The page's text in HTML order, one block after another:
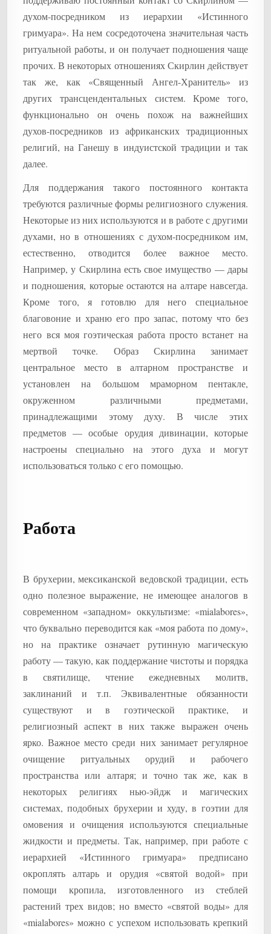
духом-посредником из иерархии «Истинного
гримуара». На нем сосредоточена значительная часть
ритуальной работы, и он получает подношения чаще
прочих. В некоторых отношениях Скирлин действует
так же, как «Священный Ангел-Хранитель» из
других трансцендентальных систем. Кроме того,
функционально он очень похож на важнейших
духов-посредников из африканских традиционных
религий, на Ганешу в индуистской традиции и так
далее.
Для поддержания такого постоянного контакта
требуются различные формы религиозного служения.
Некоторые из них используются и в работе с другими
духами, но в отношениях с духом-посредником им,
естественно, отводится более важное место.
Например, у Скирлина есть свое имущество — дары
и подношения, которые остаются на алтаре навсегда.
Кроме того, я готовлю для него специальное
благовоние и храню его про запас, потому что без
него вся моя гоэтическая работа просто встанет на
мертвой точке. Образ Скирлина занимает
центральное место в алтарном пространстве и
установлен на большом мраморном пентакле,
окруженном различными предметами,
принадлежащими этому духу. В числе этих
предметов — особые орудия дивинации, которые
настроены специально на этого духа и могут
использоваться только с его помощью.
Работа
В брухерии, мексиканской ведовской традиции, есть
одно полезное выражение, не имеющее аналогов в
современном «западном» оккультизме: «mialabores»,
что буквально переводится как «моя работа по дому»,
но на практике означает рутинную магическую
работу — такую, как поддержание чистоты и порядка
в святилище, чтение ежедневных молитв,
заклинаний и т.п. Эквивалентные обязанности
существуют и в гоэтической практике, и
религиозный аспект в них также выражен очень
ярко. Важное место среди них занимает регулярное
очищение ритуальных орудий и рабочего
пространства или алтаря; и точно так же, как в
некоторых религиях нью-эйдж и магических
системах, подобных брухерии и худу, в гоэтии для
омовения и очищения используются специальные
жидкости и предметы. Так, например, при работе с
иерархией «Истинного гримуара» предписано
окроплять алтарь и орудия «святой водой» при
помощи кропила, изготовленного из стеблей
растений трех видов; но вместо «святой воды» для
«mialabores» можно с успехом использовать крепкий